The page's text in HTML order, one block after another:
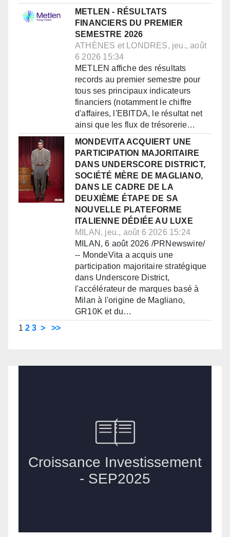
METLEN - RÉSULTATS
FINANCIERS DU PREMIER
SEMESTRE 2026
ATHÈNES et LONDRES, jeu., août
6 2026 15:34
METLEN affiche des résultats
records au premier semestre pour
tous ses principaux indicateurs
financiers (notamment le chiffre
d'affaires, l'EBITDA, le résultat net
ainsi que les flux de trésorerie…
MONDEVITA ACQUIERT UNE
PARTICIPATION MAJORITAIRE
DANS UNDERSCORE DISTRICT,
SOCIÉTÉ MÈRE DE MAGLIANO,
DANS LE CADRE DE LA
DEUXIÈME ÉTAPE DE SA
NOUVELLE PLATEFORME
ITALIENNE DÉDIÉE AU LUXE
MILAN, jeu., août 6 2026 15:24
MILAN, 6 août 2026 /PRNewswire/
-- MondeVita a acquis une
participation majoritaire stratégique
dans Underscore District,
l'accélérateur de marques basé à
Milan à l'origine de Magliano,
GR10K et du…
1 2 3 > >>